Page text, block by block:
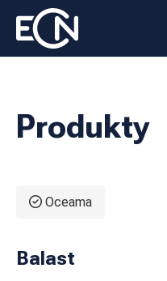
Produkty
Oceama
Balast
Balast miękki